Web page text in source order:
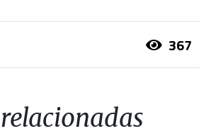
367